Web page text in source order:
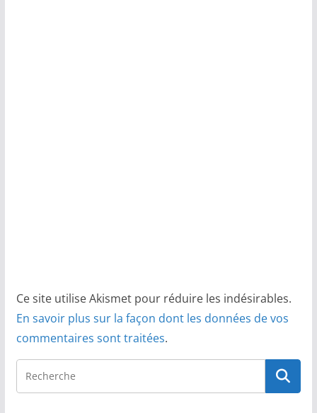
Ce site utilise Akismet pour réduire les indésirables.
En savoir plus sur la façon dont les données de vos
commentaires sont traitées.